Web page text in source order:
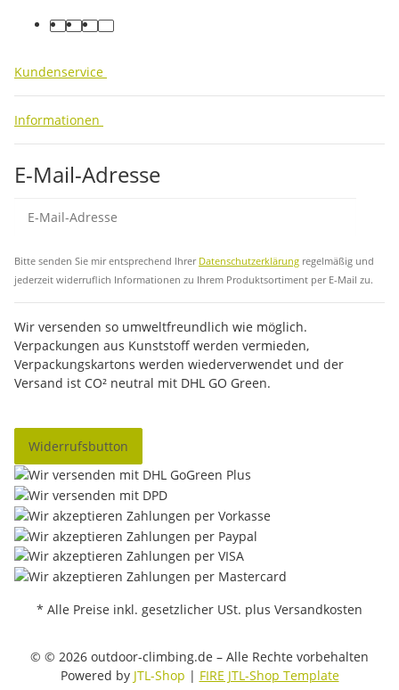
facebook
youtube
instagram
tiktok
Kundenservice
Informationen
E-Mail-Adresse
Bitte senden Sie mir entsprechend Ihrer Datenschutzerklärung regelmäßig und
jederzeit widerruflich Informationen zu Ihrem Produktsortiment per E-Mail zu.
Wir versenden so umweltfreundlich wie möglich.
Verpackungen aus Kunststoff werden vermieden,
Verpackungskartons werden wiederverwendet und der
Versand ist CO² neutral mit DHL GO Green.
Widerrufsbutton
* Alle Preise inkl. gesetzlicher USt. plus Versandkosten
© © 2026 outdoor-climbing.de – Alle Rechte vorbehalten
Powered by JTL-Shop | FIRE JTL-Shop Template